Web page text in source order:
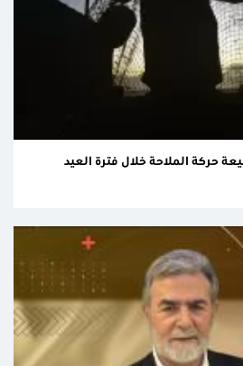
حركة الملاحة خلال فترة العيد